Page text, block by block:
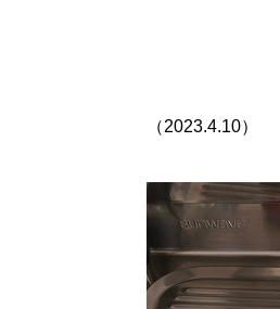
（2023.4.10）